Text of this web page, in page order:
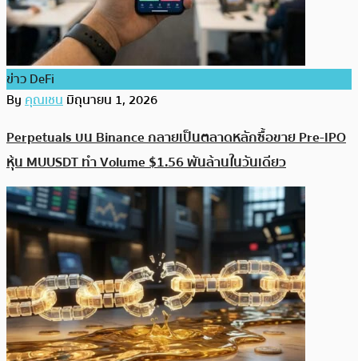
ข่าว DeFi
Byคุณเชนมิถุนายน 1, 2026
Perpetuals บน Binance กลายเป็นตลาดหลักซื้อขาย Pre-IPO
หุ้น MUUSDT ทำ Volume $1.56 พันล้านในวันเดียว